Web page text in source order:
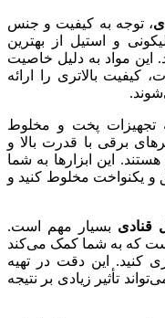
، توجه به کیفیت و جنس
و استیل از بهترین
این مواد به دلیل خاصیت
کیفیت بالاتری را ارائه
تجهیزات پخت و مخلوط
برقی با قدرت بالا و
این ابزارها به شما
و یکنواخت مخلوط کنید و
قنادی بسیار مهم است.
که به شما کمک می‌کند
کنید. این دقت در تهیه
تأثیر زیادی بر نتیجه